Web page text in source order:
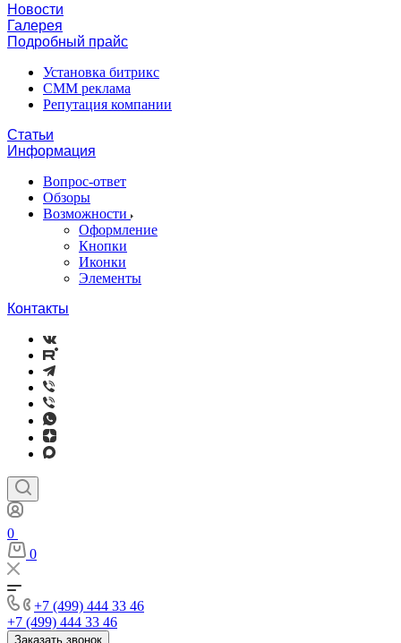
Новости
Галерея
Подробный прайс
Установка битрикс
CMM реклама
Репутация компании
Статьи
Информация
Вопрос-ответ
Обзоры
Возможности
Оформление
Кнопки
Иконки
Элементы
Контакты
0
0
+7 (499) 444 33 46
+7 (499) 444 33 46
Заказать звонок